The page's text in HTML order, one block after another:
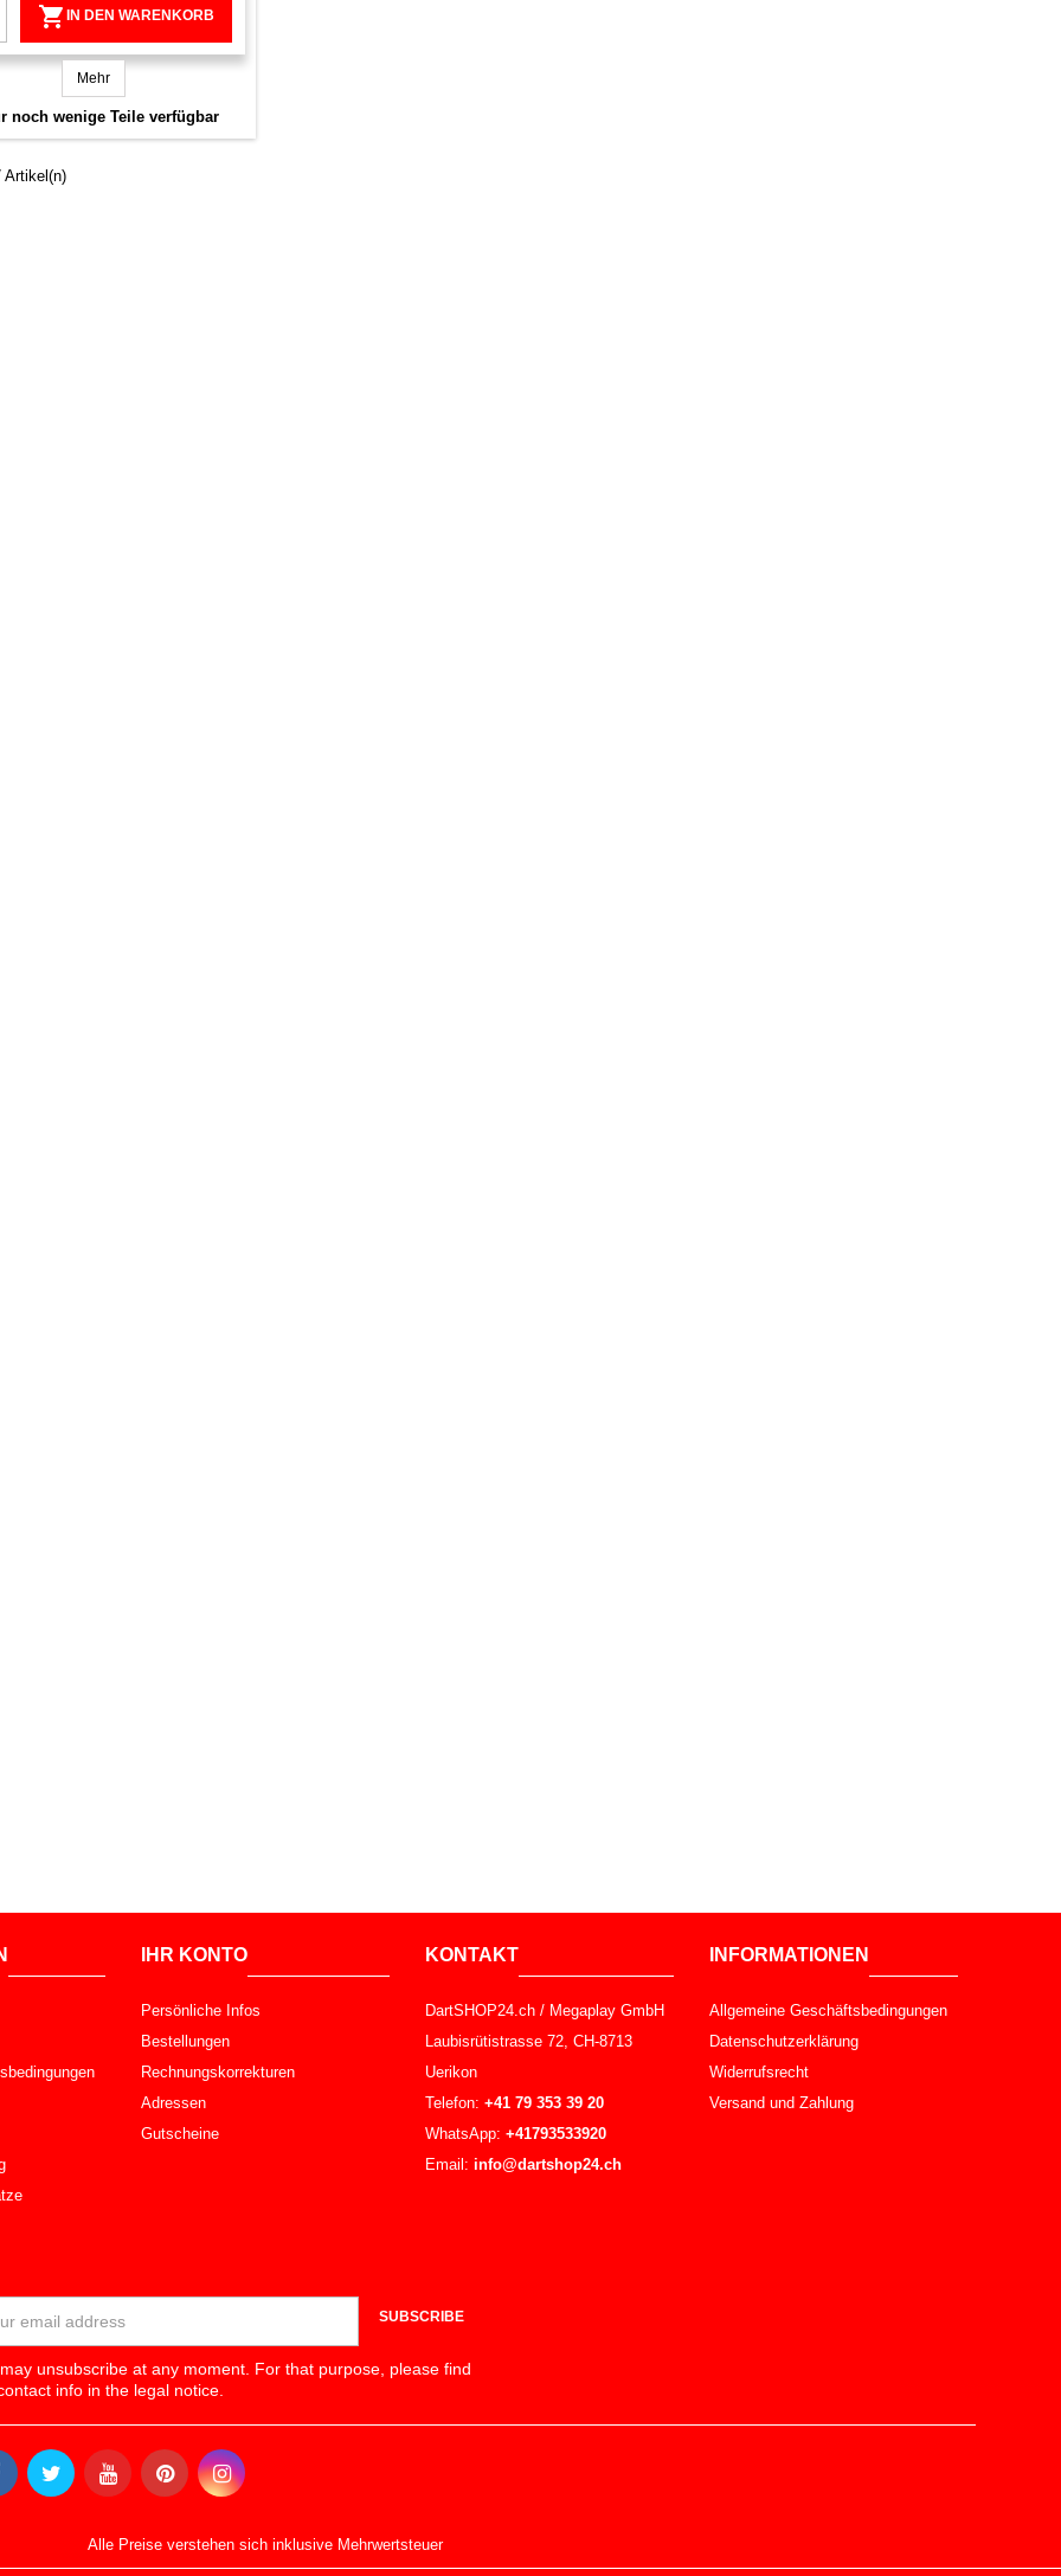
 IN DEN WARENKORB
Mehr
noch wenige Teile verfügbar
Artikel(n)
IHR KONTO
Persönliche Infos
Bestellungen
Rechnungskorrekturen
Adressen
Gutscheine
KONTAKT
DartSHOP24.ch / Megaplay GmbH
Laubisrütistrasse 72, CH-8713
Uerikon
Telefon: +41 79 353 39 20
WhatsApp: +41793533920
Email: info@dartshop24.ch
INFORMATIONEN
Allgemeine Geschäftsbedingungen
Datenschutzerklärung
Widerrufsrecht
Versand und Zahlung
SUBSCRIBE
unsubscribe at any moment. For that purpose, please find
info in the legal notice.
Alle Preise verstehen sich inklusive Mehrwertsteuer